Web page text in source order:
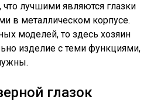
лучшими являются глазки
в металлическом корпусе.
моделей, то здесь хозяин
изделие с теми функциями,
глазок